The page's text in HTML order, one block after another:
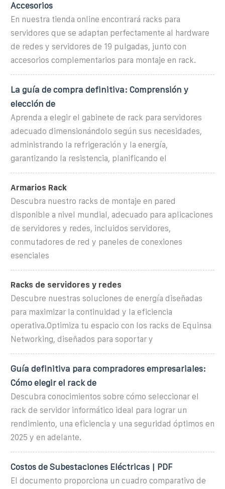
Accesorios
En nuestra tienda online encontrará racks para
servidores que se adaptan perfectamente al hardware
de redes y servidores de 19 pulgadas, junto con
accesorios complementarios para montaje en rack.
La guía de compra definitiva: Comprensión y
elección de
Aprenda a elegir el gabinete de rack para servidores
adecuado dimensionándolo según sus necesidades,
administrando la refrigeración y la energía,
garantizando la resistencia, planificando el
Armarios Rack
Descubra nuestro racks de montaje en pared
disponible a nivel mundial, adecuado para aplicaciones
de servidores y redes, incluidos servidores,
conmutadores de red y paneles de conexiones
esenciales
Racks de servidores y redes
Descubre nuestras soluciones de energía diseñadas
para maximizar la continuidad y la eficiencia
operativa.Optimiza tu espacio con los racks de Equinsa
Networking, diseñados para soportar y
Guía definitiva para compradores empresariales:
Cómo elegir el rack de
Descubra conocimientos sobre cómo seleccionar el
rack de servidor informático ideal para lograr un
rendimiento, una eficiencia y una seguridad óptimos en
2025 y en adelante.
Costos de Subestaciones Eléctricas | PDF
El documento proporciona un cuadro comparativo de